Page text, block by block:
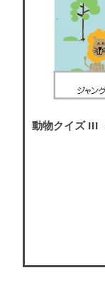
動物クイズ III